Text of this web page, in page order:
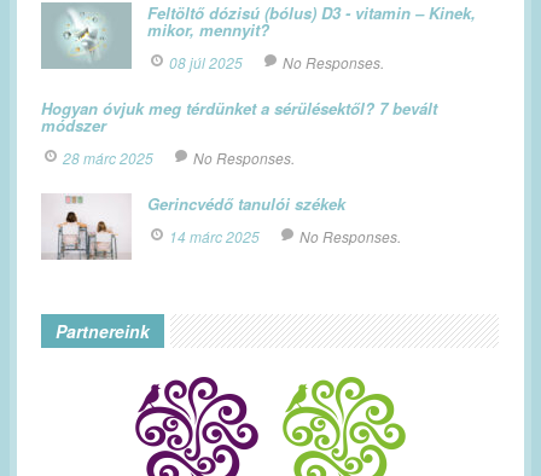
Feltöltő dózisú (bólus) D3 - vitamin – Kinek,
mikor, mennyit?
08 júl 2025 No Responses.
Hogyan óvjuk meg térdünket a sérülésektől? 7 bevált
módszer
28 márc 2025 No Responses.
Gerincvédő tanulói székek
14 márc 2025 No Responses.
Partnereink